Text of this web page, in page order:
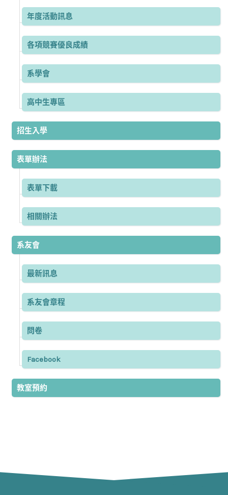
年度活動訊息
各項競賽優良成績
系學會
高中生專區
招生入學
表單辦法
表單下載
相關辦法
系友會
最新訊息
系友會章程
問卷
Facebook
教室預約